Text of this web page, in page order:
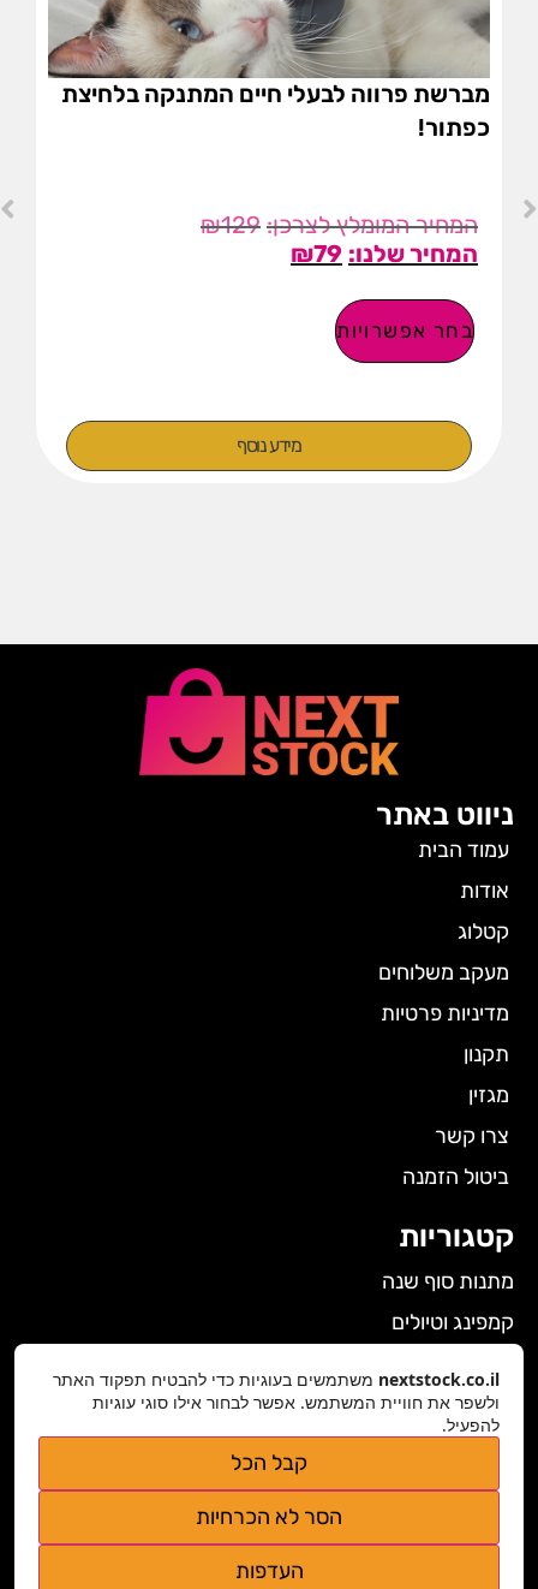
מברשת פרווה לבעלי חיים המתנקה בלחיצת
כפתור!
₪129
₪79
בחר אפשרויות
מידע נוסף
ניווט באתר
עמוד הבית
אודות
קטלוג
מעקב משלוחים
מדיניות פרטיות
תקנון
מגזין
צרו קשר
ביטול הזמנה
קטגוריות
מתנות סוף שנה
קמפינג וטיולים
גאדג'טים
nextstock.co.il@gmail.com
נגישות אתר
nextstock.co.il משתמשים בעוגיות כדי להבטיח תפקוד האתר
ולשפר את חוויית המשתמש. אפשר לבחור אילו סוגי עוגיות
להפעיל.
קבל הכל
הסר לא הכרחיות
העדפות